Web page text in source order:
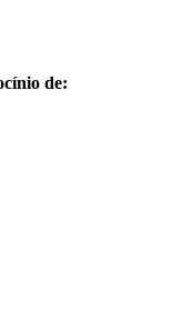
de: